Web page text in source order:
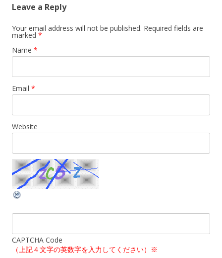
Leave a Reply
Your email address will not be published. Required fields are
marked *
Name *
Email *
Website
CAPTCHA Code
（上記４文字の英数字を入力してください）※